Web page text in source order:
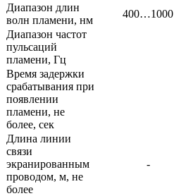
Диапазон длин
волн пламени, нм
400…1000
Диапазон частот
пульсаций
пламени, Гц
Время задержки
срабатывания при
появлении
пламени, не
более, сек
Длина линии
связи
экранированным
проводом, м, не
более
-